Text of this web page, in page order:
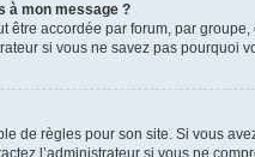
à mon message ?
être accordée par forum, par
si vous ne savez pas pourquoi
de règles pour son site. Si vous
l’administrateur si vous ne